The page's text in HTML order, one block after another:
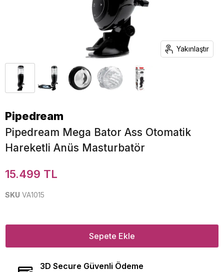
Yakınlaştır
Pipedream
Pipedream Mega Bator Ass Otomatik
Hareketli Anüs Masturbatör
15.499 TL
SKU VA1015
Sepete Ekle
3D Secure Güvenli Ödeme